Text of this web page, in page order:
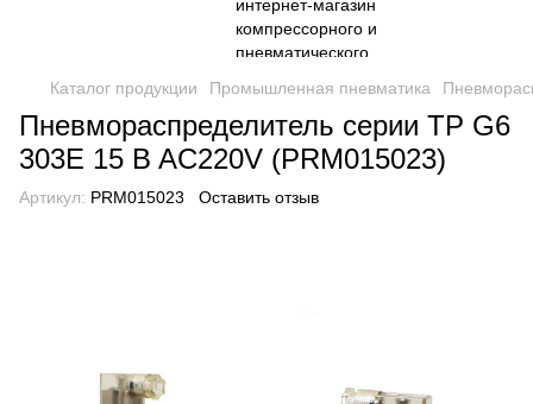
Каталог продукции Промышленная пневматика
Пневмораспределитель серии TP G6
303E 15 B AC220V (PRM015023)
Артикул: PRM015023 Оставить отзыв